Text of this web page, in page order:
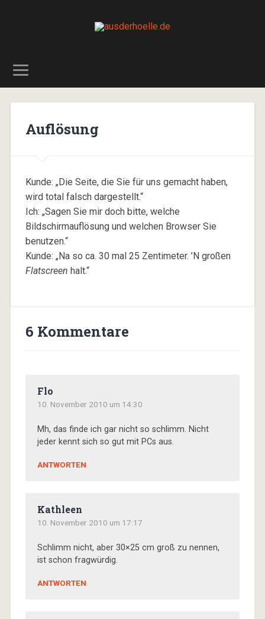
Auflösung
Kunde: „Die Seite, die Sie für uns gemacht haben,
wird total falsch dargestellt.“
Ich: „Sagen Sie mir doch bitte, welche
Bildschirmauflösung und welchen Browser Sie
benutzen.“
Kunde: „Na so ca. 30 mal 25 Zentimeter. ’N großen
Flatscreen halt.“
6 Kommentare
Flo
10. November 2010 um 14:30
Mh, das finde ich gar nicht so schlimm. Nicht
jeder kennt sich so gut mit PCs aus.
ANTWORTEN
Kathleen
10. November 2010 um 17:17
Schlimm nicht, aber 30×25 cm groß zu nennen,
ist schon fragwürdig.
ANTWORTEN